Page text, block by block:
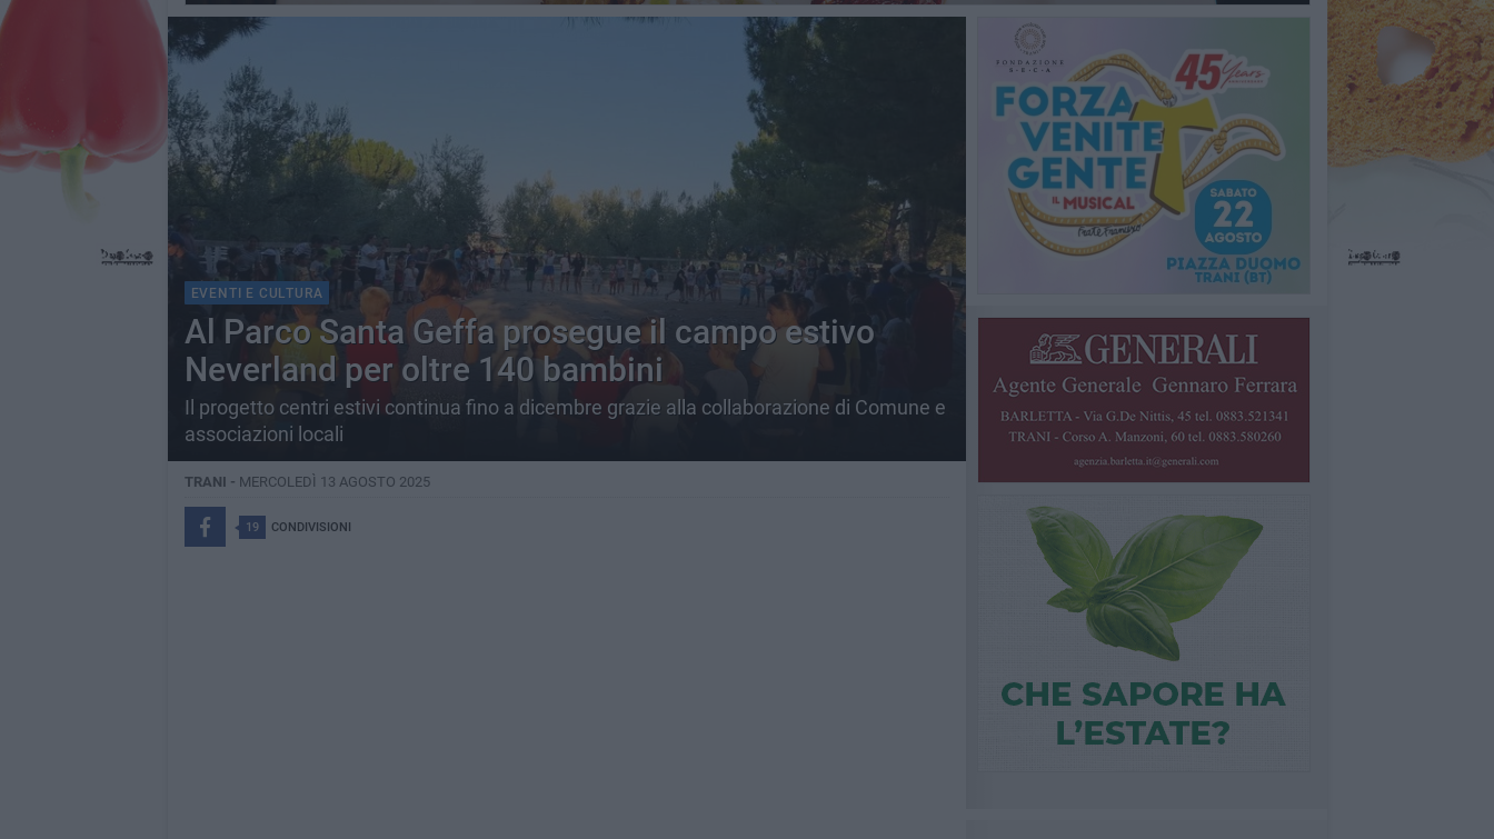
EVENTI E CULTURA
Al Parco Santa Geffa prosegue il campo estivo
Neverland per oltre 140 bambini
Il progetto centri estivi continua fino a dicembre grazie alla collaborazione di Comune e
associazioni locali
TRANI - MERCOLEDÌ 13 AGOSTO 2025
19 CONDIVISIONI